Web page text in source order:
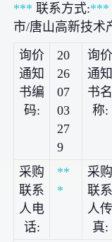
*** 联系方式:***
市/唐山高新技术
询价
通知
书编
码:
20
26
07
03
27
9
询价
通知
书名
称:
采购
联系
人电
话:
**
*
采购
联系
人传
真: